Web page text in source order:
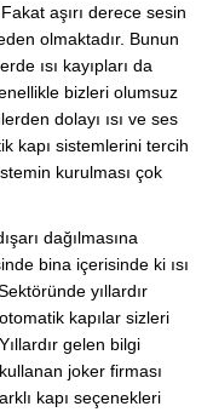
aşırı derece sesin
olmaktadır. Bunun
ısı kayıpları da
bizleri olumsuz
dolayı ısı ve ses
kapı sistemlerini tercih
kurulması çok
dağılmasına
bina içerisinde ki ısı
yıllardır
kapılar sizleri
gelen bilgi
joker firması
kapı seçenekleri